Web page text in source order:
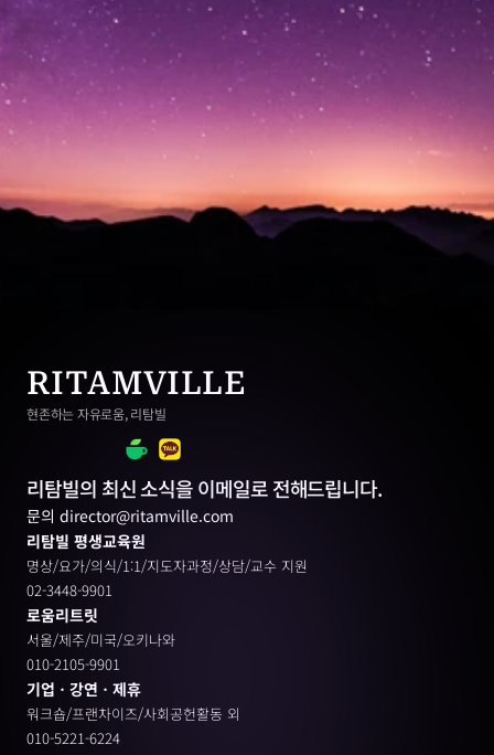
RITAMVILLE
현존하는 자유로움, 리탐빌
리탐빌의 최신 소식을 이메일로 전해드립니다.
문의 director@ritamville.com
리탐빌 평생교육원
명상/요가/의식/1:1/지도자과정/상담/교수 지원
02-3448-9901
로움리트릿
서울/제주/미국/오키나와
010-2105-9901
기업ㆍ강연ㆍ제휴
워크숍/프랜차이즈/사회공헌활동 외
010-5221-6224